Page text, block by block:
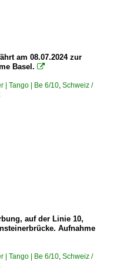
am 08.07.2024 zur
Basel. 
| Tango | Be 6/10, Schweiz /
auf der Linie 10,
Aufnahme
| Tango | Be 6/10, Schweiz /